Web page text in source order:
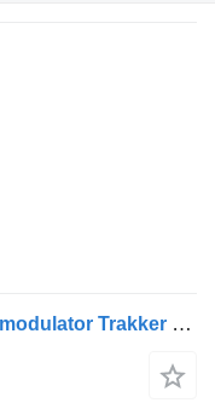
Modulateur EBS IVECO Occ ABS modulator Trakker Z013356R pour camion